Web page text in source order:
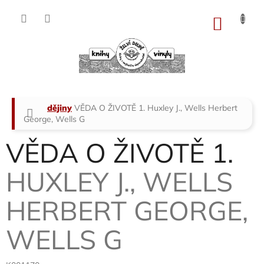
Domů
dějiny VĚDA O ŽIVOTĚ 1. Huxley J., Wells Herbert
George, Wells G
VĚDA O ŽIVOTĚ 1.
HUXLEY J., WELLS
HERBERT GEORGE,
WELLS G